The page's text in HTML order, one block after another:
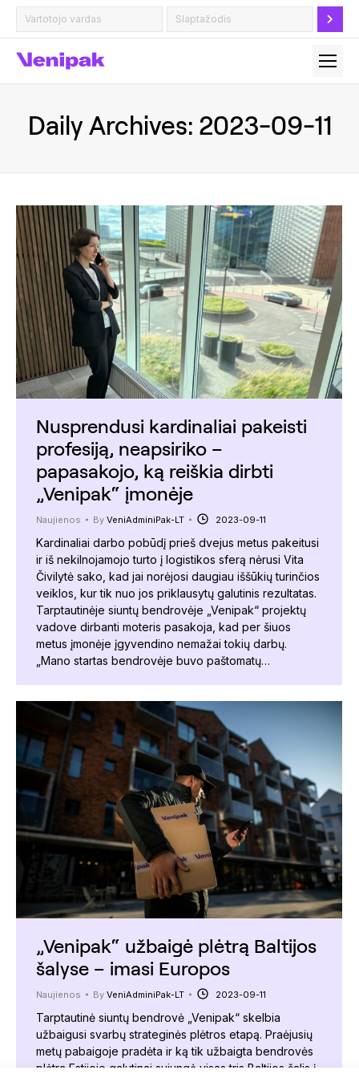
Daily Archives: 2023-09-11
Nusprendusi kardinaliai pakeisti
profesiją, neapsiriko –
papasakojo, ką reiškia dirbti
„Venipak“ įmonėje
Naujienos By VeniAdminiPak-LT 2023-09-11
Kardinaliai darbo pobūdį prieš dvejus metus pakeitusi
ir iš nekilnojamojo turto į logistikos sferą nėrusi Vita
Čivilytė sako, kad jai norėjosi daugiau iššūkių turinčios
veiklos, kur tik nuo jos priklausytų galutinis rezultatas.
Tarptautinėje siuntų bendrovėje „Venipak“ projektų
vadove dirbanti moteris pasakoja, kad per šiuos
metus įmonėje įgyvendino nemažai tokių darbų.
„Mano startas bendrovėje buvo paštomatų…
„Venipak“ užbaigė plėtrą Baltijos
šalyse – imasi Europos
Naujienos By VeniAdminiPak-LT 2023-09-11
Tarptautinė siuntų bendrovė „Venipak“ skelbia
užbaigusi svarbų strateginės plėtros etapą. Praėjusių
metų pabaigoje pradėta ir ką tik užbaigta bendrovės
plėtra Estijoje galutinai sujungė visas tris Baltijos šalis į